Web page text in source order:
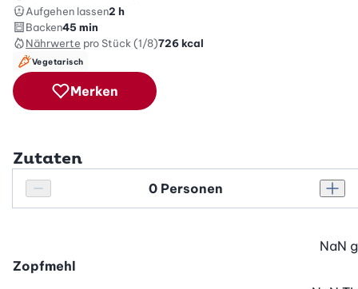
Aufgehen lassen2 h
Backen45 min
Nährwerte pro Stück (1/8)726kcal
Vegetarisch
Merken
Zutaten
Personenanzahl verringern
Personenanzahl
Zopfmehl
NaN g